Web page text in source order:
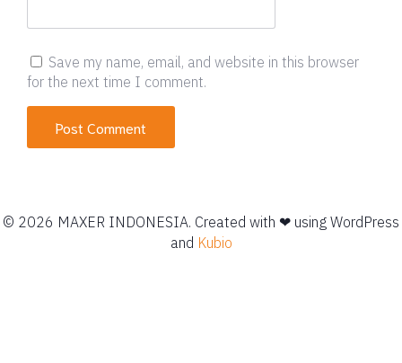
Save my name, email, and website in this browser
for the next time I comment.
© 2026 MAXER INDONESIA. Created with ❤ using WordPress
and Kubio